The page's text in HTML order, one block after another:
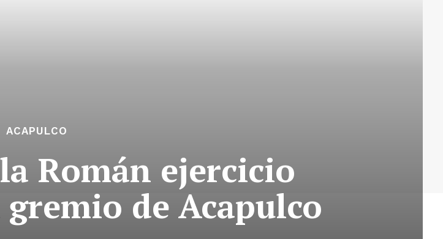
ACAPULCO
Román ejercicio
de Acapulco